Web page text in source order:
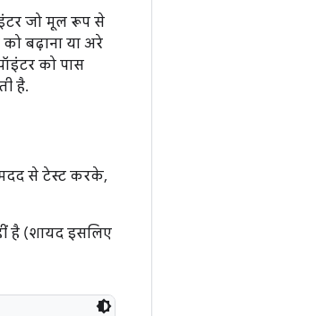
जो मूल रूप से
बढ़ाना या अरे
को पास
है.
मदद से टेस्ट करके,
है (शायद इसलिए